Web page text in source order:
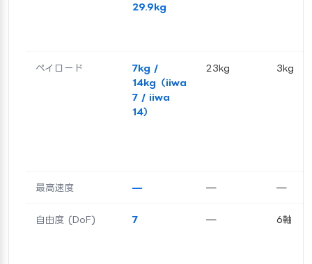
29.9kg
ペイロード
7kg /
14kg（iiwa
7 / iiwa
14）
23kg 3kg
最高速度 — — —
自由度 (DoF) 7 — 6軸